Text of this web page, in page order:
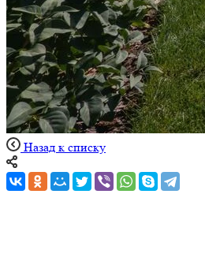
Назад к списку